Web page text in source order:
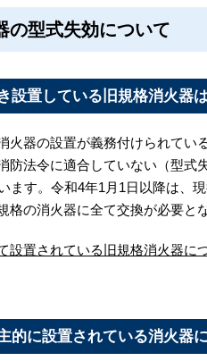
の型式失効について
設置している旧規格消火器は
火器の設置が義務付けられてい
防法令に適合していない（型式
ます。令和4年1月1日以降は、
格の消火器に全て交換が必要と
設置されている旧規格消火器に
的に設置されている消火器